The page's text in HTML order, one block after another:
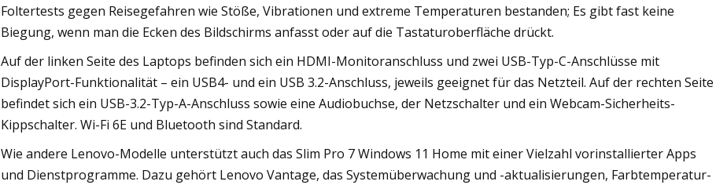
Foltertests gegen Reisegefahren wie Stöße, Vibrationen und extreme Temperaturen bestanden; Es gibt fast keine
Biegung, wenn man die Ecken des Bildschirms anfasst oder auf die Tastaturoberfläche drückt.
Auf der linken Seite des Laptops befinden sich ein HDMI-Monitoranschluss und zwei USB-Typ-C-Anschlüsse mit
DisplayPort-Funktionalität – ein USB4- und ein USB 3.2-Anschluss, jeweils geeignet für das Netzteil. Auf der rechten Seite
befindet sich ein USB-3.2-Typ-A-Anschluss sowie eine Audiobuchse, der Netzschalter und ein Webcam-Sicherheits-
Kippschalter. Wi-Fi 6E und Bluetooth sind Standard.
Wie andere Lenovo-Modelle unterstützt auch das Slim Pro 7 Windows 11 Home mit einer Vielzahl vorinstallierter Apps
und Dienstprogramme. Dazu gehört Lenovo Vantage, das Systemüberwachung und -aktualisierungen, Farbtemperatur-